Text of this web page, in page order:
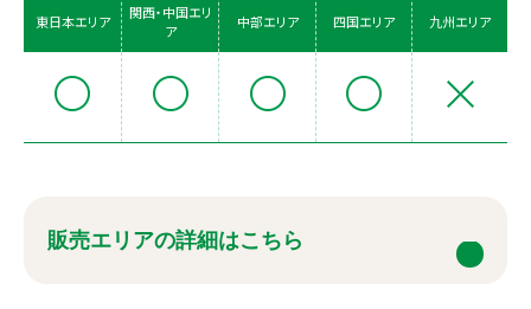
東日本エリア
関西・中国エリ
ア
中部エリア 四国エリア 九州エリア
販売エリアの詳細はこちら